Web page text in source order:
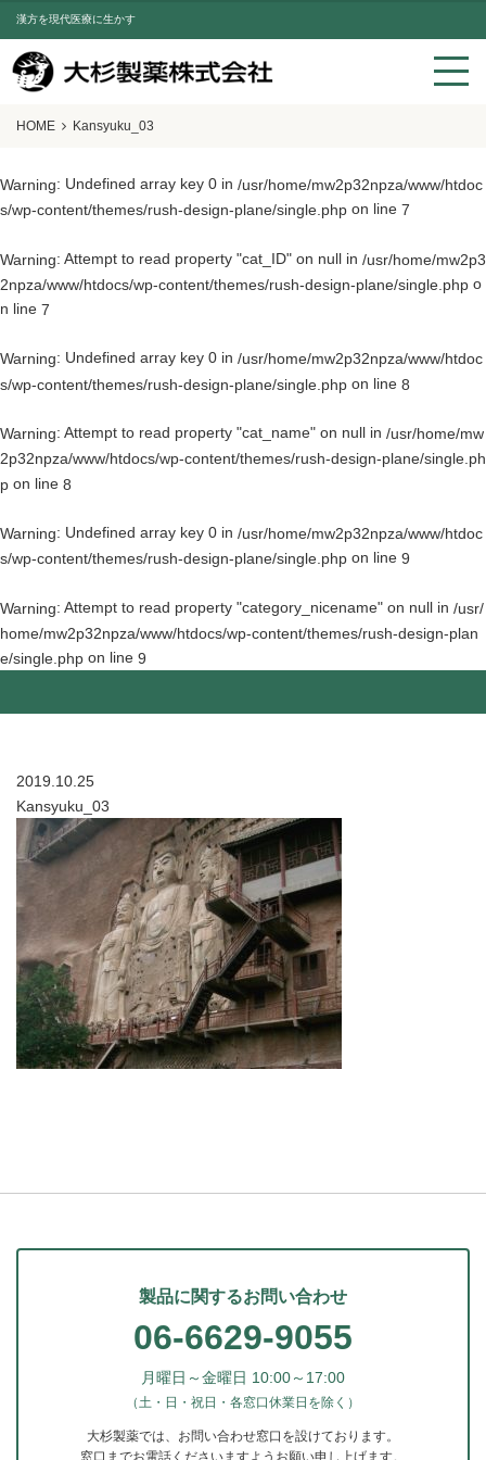
漢方を現代医療に生かす
HOME Kansyuku_03
Warning: Undefined array key 0 in /usr/home/mw2p32npza/www/htdoc
s/wp-content/themes/rush-design-plane/single.php on line 7
Warning: Attempt to read property "cat_ID" on null in /usr/home/mw2p3
2npza/www/htdocs/wp-content/themes/rush-design-plane/single.php o
n line 7
Warning: Undefined array key 0 in /usr/home/mw2p32npza/www/htdoc
s/wp-content/themes/rush-design-plane/single.php on line 8
Warning: Attempt to read property "cat_name" on null in /usr/home/mw
2p32npza/www/htdocs/wp-content/themes/rush-design-plane/single.ph
p on line 8
Warning: Undefined array key 0 in /usr/home/mw2p32npza/www/htdoc
s/wp-content/themes/rush-design-plane/single.php on line 9
Warning: Attempt to read property "category_nicename" on null in /usr/
home/mw2p32npza/www/htdocs/wp-content/themes/rush-design-plan
e/single.php on line 9
2019.10.25
Kansyuku_03
製品に関するお問い合わせ
06-6629-9055
月曜日～金曜日 10:00～17:00
（土・日・祝日・各窓口休業日を除く）
大杉製薬では、お問い合わせ窓口を設けております。
窓口までお電話くださいますようお願い申し上げます。